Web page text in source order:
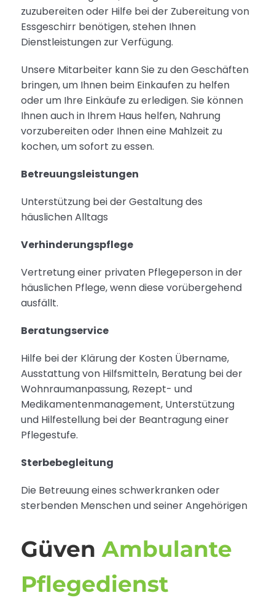
zuzubereiten oder Hilfe bei der Zubereitung von
Essgeschirr benötigen, stehen Ihnen
Dienstleistungen zur Verfügung.
Unsere Mitarbeiter kann Sie zu den Geschäften
bringen, um Ihnen beim Einkaufen zu helfen
oder um Ihre Einkäufe zu erledigen. Sie können
Ihnen auch in Ihrem Haus helfen, Nahrung
vorzubereiten oder Ihnen eine Mahlzeit zu
kochen, um sofort zu essen.
Betreuungsleistungen
Unterstützung bei der Gestaltung des
häuslichen Alltags
Verhinderungspflege
Vertretung einer privaten Pflegeperson in der
häuslichen Pflege, wenn diese vorübergehend
ausfällt.
Beratungservice
Hilfe bei der Klärung der Kosten Übername,
Ausstattung von Hilfsmitteln, Beratung bei der
Wohnraumanpassung, Rezept- und
Medikamentenmanagement, Unterstützung
und Hilfestellung bei der Beantragung einer
Pflegestufe.
Sterbebegleitung
Die Betreuung eines schwerkranken oder
sterbenden Menschen und seiner Angehörigen
GüvenAmbulante
Pflegedienst